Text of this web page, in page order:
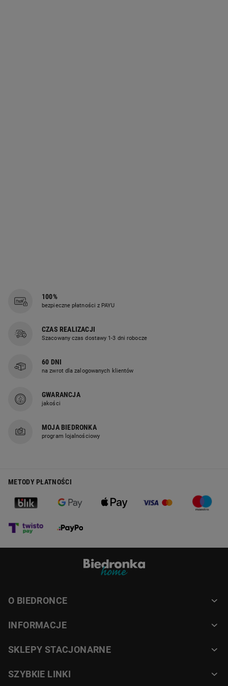
100%
bezpieczne płatności z PAYU
CZAS REALIZACJI
Szacowany czas dostawy 1-3 dni robocze
60 DNI
na zwrot dla zalogowanych klientów
GWARANCJA
jakości
MOJA BIEDRONKA
program lojalnościowy
METODY PŁATNOŚCI
O BIEDRONCE
INFORMACJE
SKLEPY STACJONARNE
SZYBKIE LINKI